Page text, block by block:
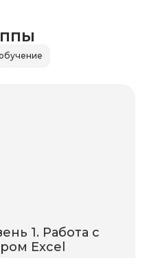
1. Работа с
Excel